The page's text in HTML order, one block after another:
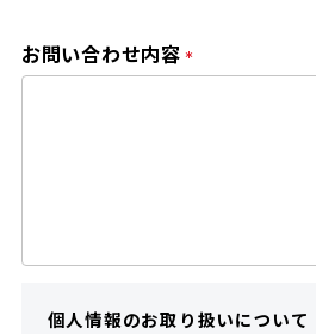
お問い合わせ内容*
個人情報のお取り扱いについて